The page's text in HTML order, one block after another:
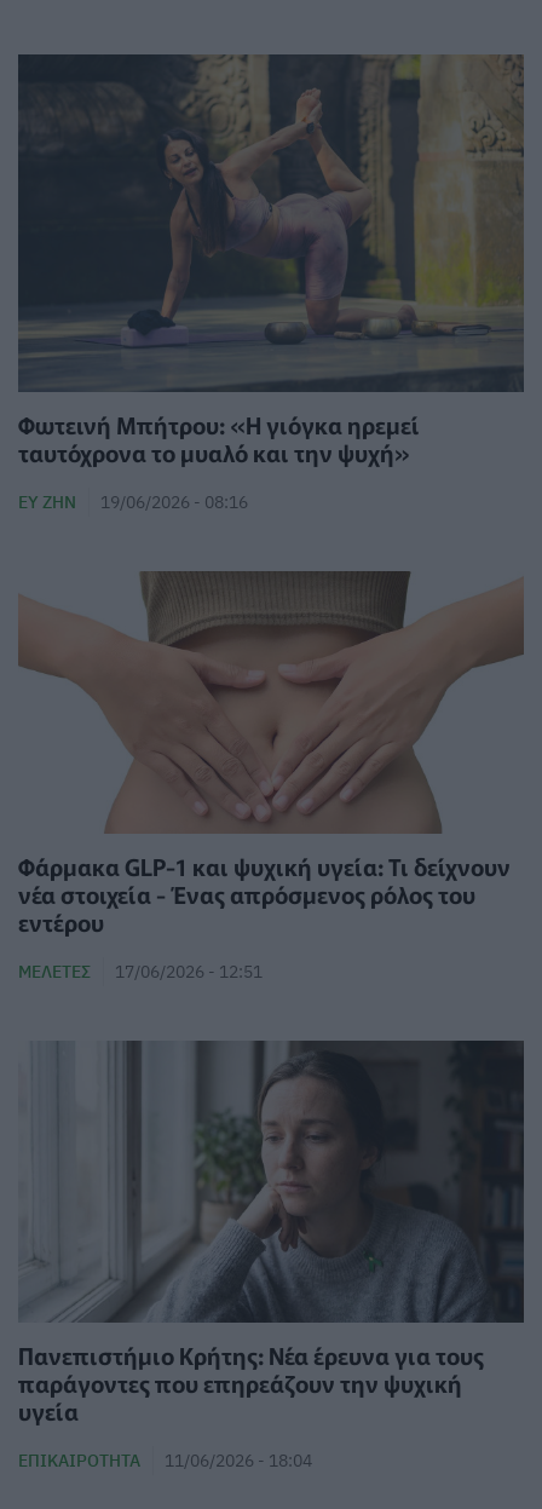
Φωτεινή Μπήτρου: «Η γιόγκα ηρεμεί
ταυτόχρονα το μυαλό και την ψυχή»
ΕΥ ΖΗΝ 19/06/2026 - 08:16
Φάρμακα GLP-1 και ψυχική υγεία: Τι δείχνουν
νέα στοιχεία - Ένας απρόσμενος ρόλος του
εντέρου
ΜΕΛΈΤΕΣ 17/06/2026 - 12:51
Πανεπιστήμιο Κρήτης: Νέα έρευνα για τους
παράγοντες που επηρεάζουν την ψυχική
υγεία
ΕΠΙΚΑΙΡΌΤΗΤΑ 11/06/2026 - 18:04